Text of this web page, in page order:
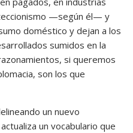
—según él— y
doméstico y dejan a los
sumidos en la
si queremos
son los que
un nuevo
un vocabulario que